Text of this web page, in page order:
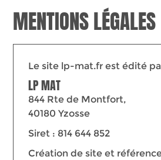
MENTIONS LÉGALES
Le site lp-mat.fr est édité
LP MAT
844 Rte de Montfort,
40180 Yzosse
Siret : 814 644 852
Création de site et